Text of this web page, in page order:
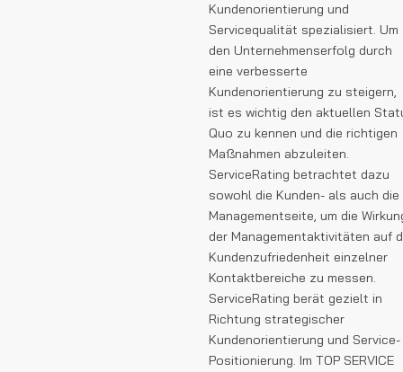
Kundenorientierung und
Servicequalität spezialisiert. Um
den Unternehmenserfolg durch
eine verbesserte
Kundenorientierung zu steigern,
ist es wichtig den aktuellen
Quo zu kennen und die richtigen
Maßnahmen abzuleiten.
ServiceRating betrachtet dazu
sowohl die Kunden- als auch die
Managementseite, um die
der Managementaktivitäten auf
Kundenzufriedenheit einzelner
Kontaktbereiche zu messen.
ServiceRating berät gezielt in
Richtung strategischer
Kundenorientierung und Service-
Positionierung. Im TOP SERVICE